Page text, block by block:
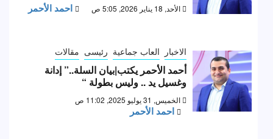
الأحد, 18 يناير 2026, 5:05 ص احمد الأحمر
الاخبار العاب جماعية رئيسى مقالات
أحمد الأحمر يكتب|بيان السلة..” إدانة
وغسيل يد .. وليس بطولة “
الخميس, 31 يوليو 2025, 11:02 ص
احمد الأحمر